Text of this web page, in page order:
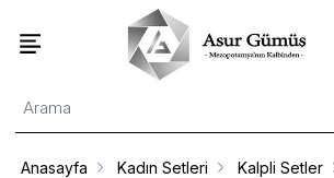
Anasayfa Kadın Setleri Kalpli Setler